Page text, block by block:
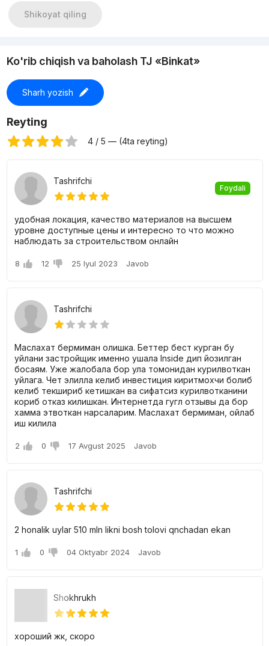
Shikoyat qiling
Ko'rib chiqish va baholash TJ «Binkat»
Sharh yozish
Reyting
4 / 5 — (4ta reyting)
Tashrifchi
Foydali
удобная локация, качество материалов на высшем
уровне доступные цены и интересно то что можно
наблюдать за строительством онлайн
8 12 25 Iyul 2023 Javob
Tashrifchi
Маслахат бермиман олишка. Беттер бест курган бу
уйлани застройщик именно ушала Inside дип йозилган
босаям. Уже жалобала бор ула томонидан курилвоткан
уйлага. Чет элилла келиб инвестиция киритмохчи болиб
келиб текшириб кетишкан ва сифатсиз курилвотканини
кориб отказ килишкан. Интернетда гугл отзывы да бор
хамма этвоткан нарсаларим. Маслахат бермиман, ойлаб
иш килила
2 0 17 Avgust 2025 Javob
Tashrifchi
2 honalik uylar 510 mln likni bosh tolovi qnchadan ekan
1 0 04 Oktyabr 2024 Javob
Shokhrukh
хороший жк, скоро